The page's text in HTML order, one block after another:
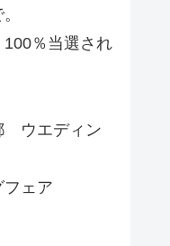
％当選され
ウエディン
ェア